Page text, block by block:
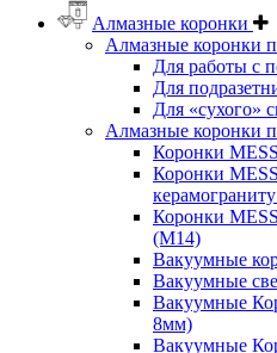
Алмазные коронки
Алмазные коронки
Для работы с
Для
Для «сухого»
Алмазные коронки
Коронки
Коронки
Коронки
(М14)
Вакуумные
Вакуумные
Вакуумные
8мм)
Вакуумные